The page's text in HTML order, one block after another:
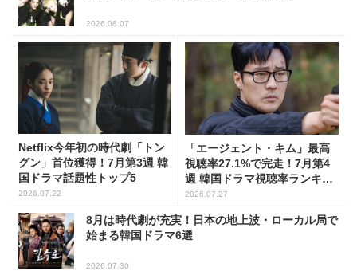
2026.08.07
Netflix今年初の時代劇「トン
グン」首位獲得！7月第3週 韓
国ドラマ話題性トップ5
2026.07.22
「エージェント・キム」最高
視聴率27.1%で完走！7月第4
週 韓国ドラマ視聴率ランキン
グ
2026.07.27
8月は時代劇が充実！日本の地上波・ローカル局で
始まる韓国ドラマ6選
2026.07.30